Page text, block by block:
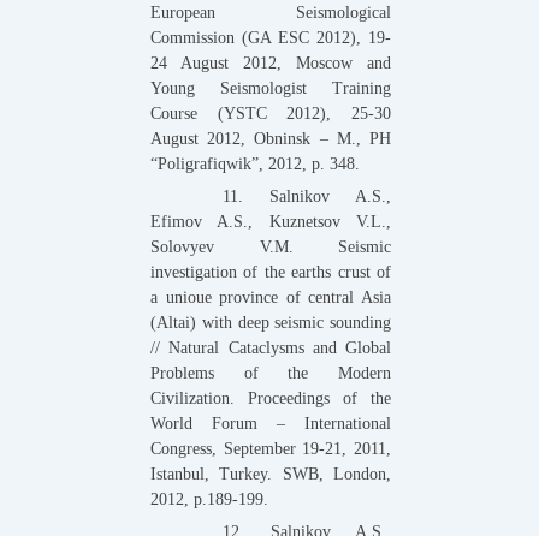
European Seismological
Commission (GA ESC 2012), 19-
24 August 2012, Moscow and
Young Seismologist Training
Course (YSTC 2012), 25-30
August 2012, Obninsk – M., PH
“Poligrafiqwik”, 2012, p. 348.
11. Salnikov A.S.,
Efimov A.S., Kuznetsov V.L.,
Solovyev V.M. Seismic
investigation of the earths crust of
a unioue province of central Asia
(Altai) with deep seismic sounding
// Natural Cataclysms and Global
Problems of the Modern
Civilization. Proceedings of the
World Forum – International
Congress, September 19-21, 2011,
Istanbul, Turkey. SWB, London,
2012, р.189-199.
12. Salnikov A.S.,